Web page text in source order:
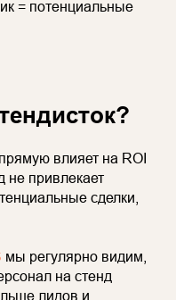
= потенциальные
влияет на ROI
не привлекает
сделки,
мы регулярно видим,
на стенд
лидов и